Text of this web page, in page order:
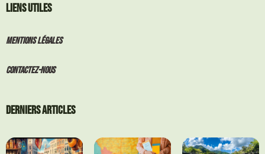
Liens utiles
MENTIONS LÉGALES
CONTACTEZ-NOUS
Derniers articles